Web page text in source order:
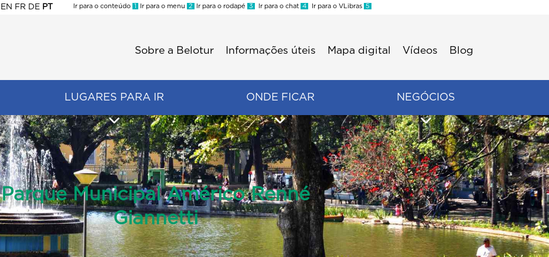
EN FR DE PT
Ir para o conteúdo 1 Ir para o menu 2 Ir para o rodapé 3 Ir para o chat 4 Ir para o VLibras 5
Sobre a Belotur Informações úteis Mapa digital Vídeos Blog
LUGARES PARA IR ONDE FICAR NEGÓCIOS
Parque Municipal Américo Renné
Giannetti